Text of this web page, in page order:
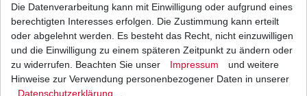
*inkl. ges. MwSt.zzgl.Versandkosten
Ölfilter Hiflo HF171C HF 171C Chrom Harley
Davidson, Buell Abverkauf
Die Datenverarbeitung kann mit Einwilligung oder aufgrund eines
berechtigten Interesses erfolgen. Die Zustimmung kann erteilt
oder abgelehnt werden. Es besteht das Recht, nicht einzuwilligen
und die Einwilligung zu einem späteren Zeitpunkt zu ändern oder
zu widerrufen. Beachten Sie unser
Impressum
und weitere
Hinweise zur Verwendung personenbezogener Daten in unserer
Daten­schutz­erklärung